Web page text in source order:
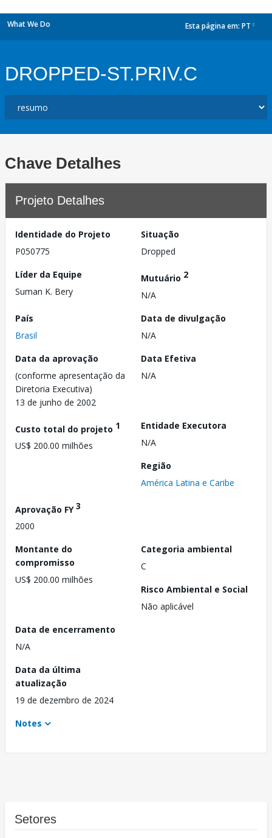
What We Do Esta página em: PT
DROPPED-ST.PRIV.C
Chave Detalhes
Projeto Detalhes
Identidade do Projeto
P050775
Situação
Dropped
Líder da Equipe
Suman K. Bery
Mutuário 2
N/A
País
Brasil
Data de divulgação
N/A
Data da aprovação
(conforme apresentação da
Diretoria Executiva)
13 de junho de 2002
Data Efetiva
N/A
Custo total do projeto 1
US$ 200.00 milhões
Entidade Executora
N/A
Região
América Latina e Caribe
Aprovação FY3
2000
Montante do
compromisso
US$ 200.00 milhões
Categoria ambiental
C
Risco Ambiental e Social
Não aplicável
Data de encerramento
N/A
Data da última
atualização
19 de dezembro de 2024
Notes
Setores